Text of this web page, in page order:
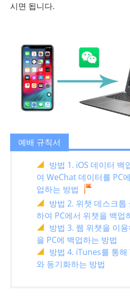
시면 됩니다.
예배 규칙서
방법 1. iOS 데이터 백
여 WeChat 데이터를 PC
업하는 방법
방법 2. 위챗 데스크
하여 PC에서 위챗을 백업
방법 3. 웹 위챗을 이
을 PC에 백업하는 방법
방법 4. iTunes를 통
와 동기화하는 방법